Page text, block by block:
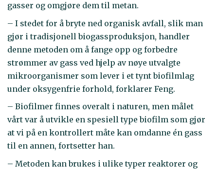
gasser og omgjøre dem til metan.
– I stedet for å bryte ned organisk avfall, slik man
gjør i tradisjonell biogassproduksjon, handler
denne metoden om å fange opp og forbedre
strømmer av gass ved hjelp av nøye utvalgte
mikroorganismer som lever i et tynt biofilmlag
under oksygenfrie forhold, forklarer Feng.
– Biofilmer finnes overalt i naturen, men målet
vårt var å utvikle en spesiell type biofilm som gjør
at vi på en kontrollert måte kan omdanne én gass
til en annen, fortsetter han.
– Metoden kan brukes i ulike typer reaktorer og